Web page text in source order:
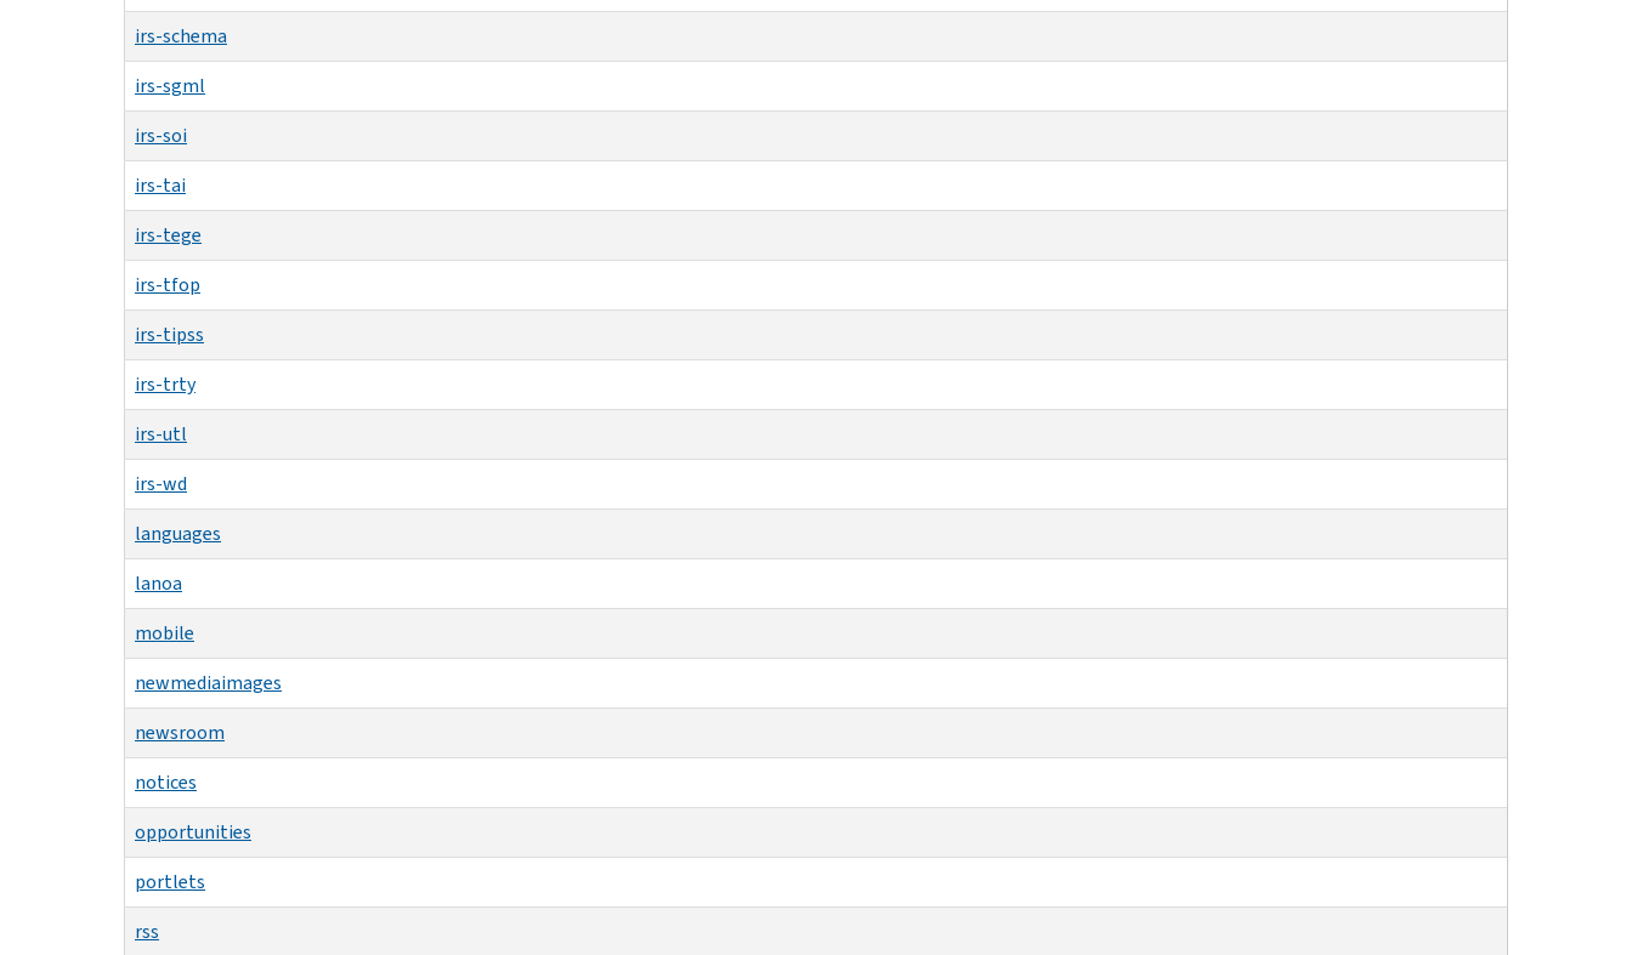
irs-schema
irs-sgml
irs-soi
irs-tai
irs-tege
irs-tfop
irs-tipss
irs-trty
irs-utl
irs-wd
languages
lanoa
mobile
newmediaimages
newsroom
notices
opportunities
portlets
rss